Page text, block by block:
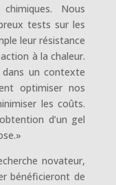
Nous
tests sur les
leur résistance
à la chaleur.
un contexte
optimiser nos
les coûts.
d’un gel
novateur,
bénéficieront de